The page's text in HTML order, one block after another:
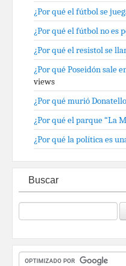
¿Por qué el fútbol se
¿Por qué el fútbol no es
¿Por qué el resistol se
¿Por qué Poseidón sale
views
¿Por qué murió
¿Por qué el parque “La
¿Por qué la política es
Buscar